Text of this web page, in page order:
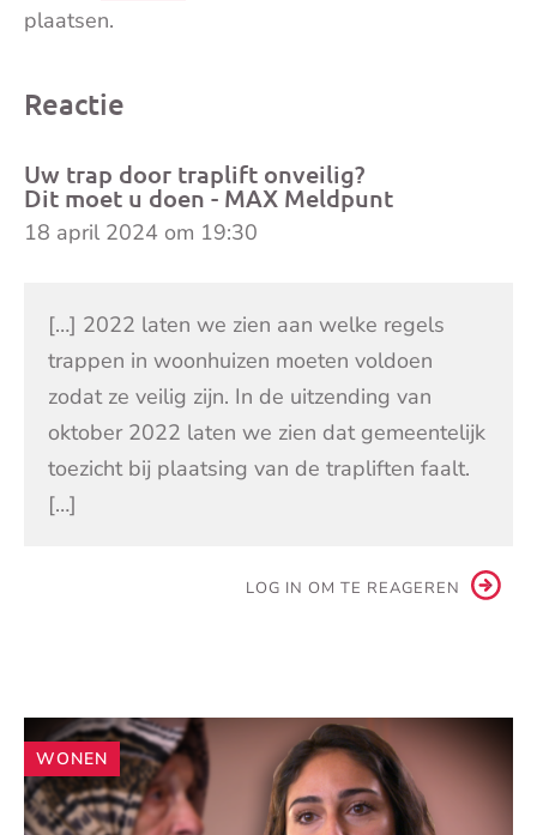
plaatsen.
Reactie
Uw trap door traplift onveilig?
Dit moet u doen - MAX Meldpunt
18 april 2024 om 19:30
[…] 2022 laten we zien aan welke regels
trappen in woonhuizen moeten voldoen
zodat ze veilig zijn. In de uitzending van
oktober 2022 laten we zien dat gemeentelijk
toezicht bij plaatsing van de trapliften faalt.
[…]
LOG IN OM TE REAGEREN
Andere
artikelen
WONEN